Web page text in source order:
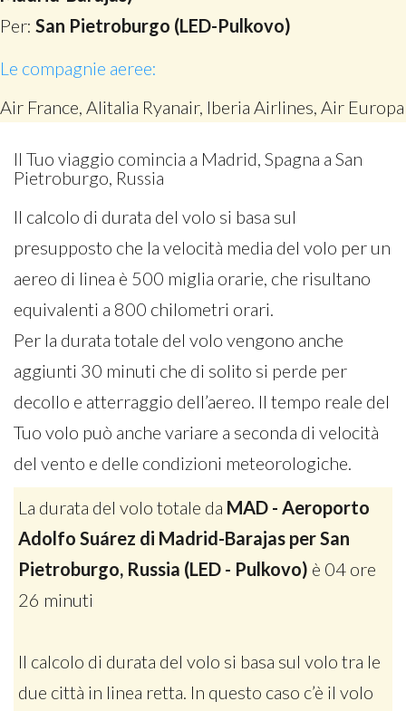
Per: San Pietroburgo (LED-Pulkovo)
Le compagnie aeree:
Air France, Alitalia Ryanair, Iberia Airlines, Air Europa
Il Tuo viaggio comincia a Madrid, Spagna a San
Pietroburgo, Russia
Il calcolo di durata del volo si basa sul
presupposto che la velocità media del volo per un
aereo di linea è 500 miglia orarie, che risultano
equivalenti a 800 chilometri orari.
Per la durata totale del volo vengono anche
aggiunti 30 minuti che di solito si perde per
decollo e atterraggio dell’aereo. Il tempo reale del
Tuo volo può anche variare a seconda di velocità
del vento e delle condizioni meteorologiche.
La durata del volo totale da MAD - Aeroporto
Adolfo Suárez di Madrid-Barajas per San
Pietroburgo, Russia (LED - Pulkovo) è 04 ore
26 minuti
Il calcolo di durata del volo si basa sul volo tra le
due città in linea retta. In questo caso c’è il volo